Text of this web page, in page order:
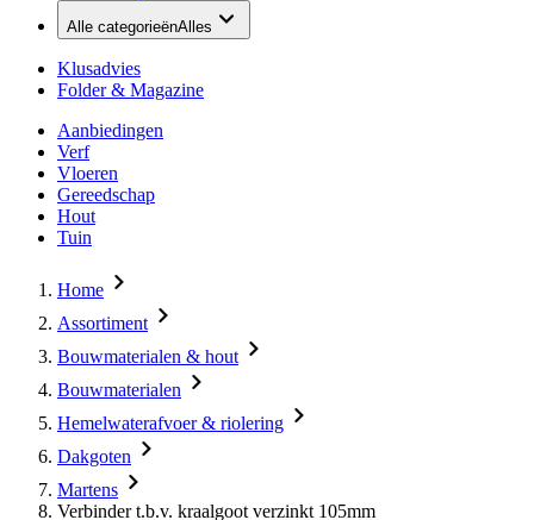
Alle categorieënAlles
Klusadvies
Folder & Magazine
Aanbiedingen
Verf
Vloeren
Gereedschap
Hout
Tuin
Home
Assortiment
Bouwmaterialen & hout
Bouwmaterialen
Hemelwaterafvoer & riolering
Dakgoten
Martens
Verbinder t.b.v. kraalgoot verzinkt 105mm